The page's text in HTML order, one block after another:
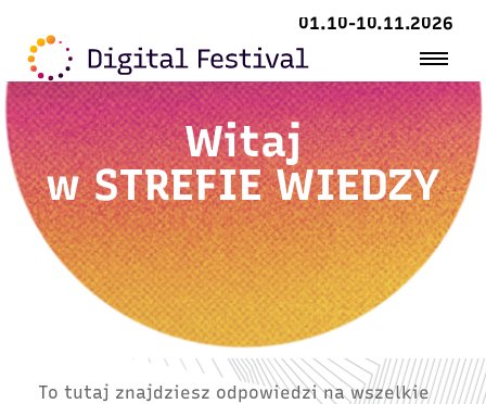
01.10-10.11.2026
Witaj
wSTREFIE WIEDZY
To tutaj znajdziesz odpowiedzi na wszelkie